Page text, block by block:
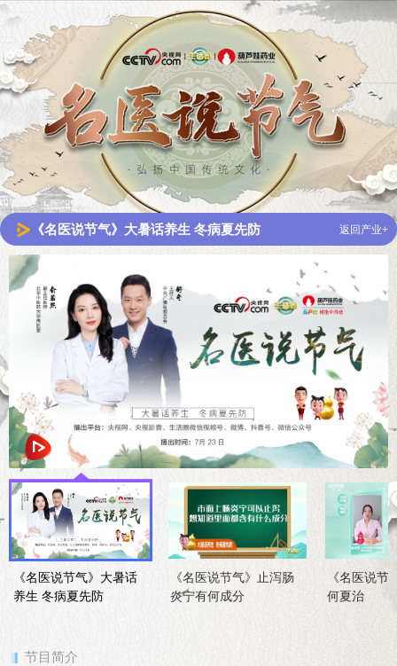
《名医说节气》大暑话养生 冬病夏先防 返回产业+
《名医说节气》大暑话
养生 冬病夏先防
《名医说节气》止泻肠
炎宁有何成分
《名医说节
何夏治
节目简介